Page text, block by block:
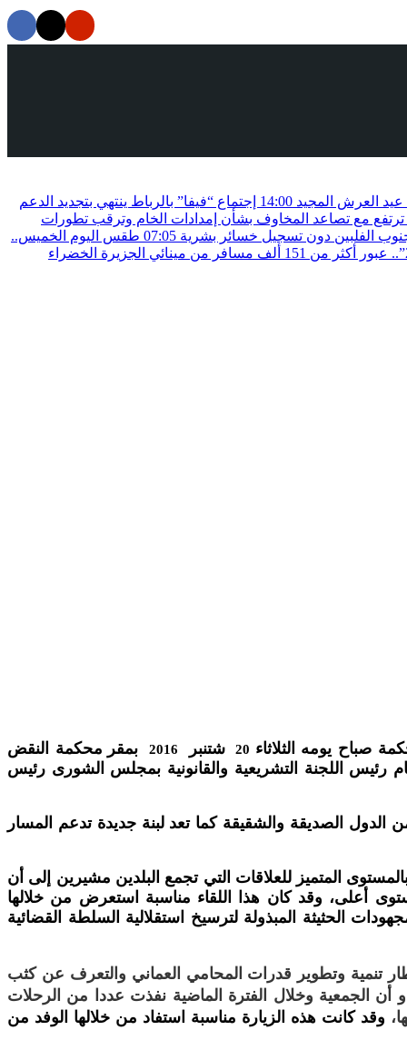
عيد العرش المجيد 14:00 إجتماع “فيفا” بالرباط ينتهي بتجديد الدعم
ترتفع مع تصاعد المخاوف بشأن إمدادات الخام وترقب تطورات
07:05 طقس اليوم الخميس..
عملية “مرحبا 2026”.. عبور أكثر من 151 ألف مسافر من مينائي الجزيرة الخضراء
صباح يومه الثلاثاء شتنبر
بمقر محكمة النقض
رئيس اللجنة التشريعية والقانونية بمجلس الشورى رئيس
الدول الصديقة والشقيقة كما تعد لبنة جديدة تدعم المسار
المتميز للعلاقات التي تجمع البلدين مشيرين إلى أن
أعلى، وقد كان هذا اللقاء مناسبة استعرض من خلالها
الحثيثة المبذولة لترسيخ استقلالية السلطة القضائية
تنمية وتطوير قدرات المحامي العماني والتعرف عن كثب
و أن الجمعية وخلال الفترة الماضية نفذت عددا من الرحلات
وقد كانت هذه الزيارة مناسبة استفاد من خلالها الوفد من